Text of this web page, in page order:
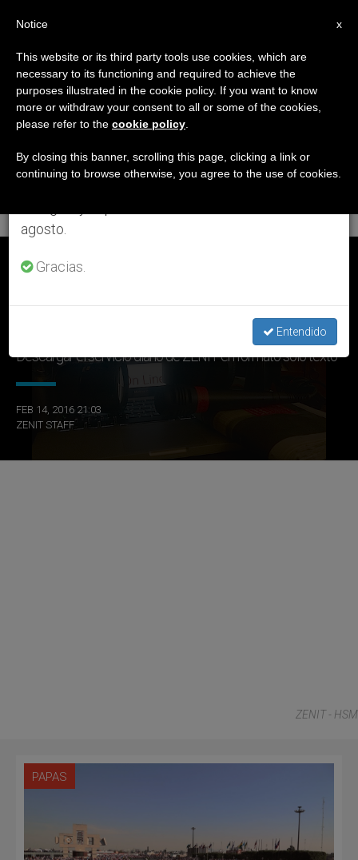
ETIQUETA
Posts Tagged
‘domingo 14 De
ÚLTIMAS NOTICIAS
Descargar el servicio diario de ZENIT en formato solo texto
FEB 14, 2016 21:03
ZENIT STAFF
ZENIT - HSM
PAPAS
×
Aviso importante
Del 27 de julio al 7 de agosto haremos la pausa
anual, aprovechando que en el periodo de verano
se generan menos informaciones y también el
agosto.
Gracias.
Entendido
x
Notice
This website or its third party tools use cookies, which are
necessary to its functioning and required to achieve the
purposes illustrated in the cookie policy. If you want to know
more or withdraw your consent to all or some of the cookies,
please refer to the cookie policy
By closing this banner, scrolling this page, clicking a link or
continuing to browse otherwise, you agree to the use of cookies.